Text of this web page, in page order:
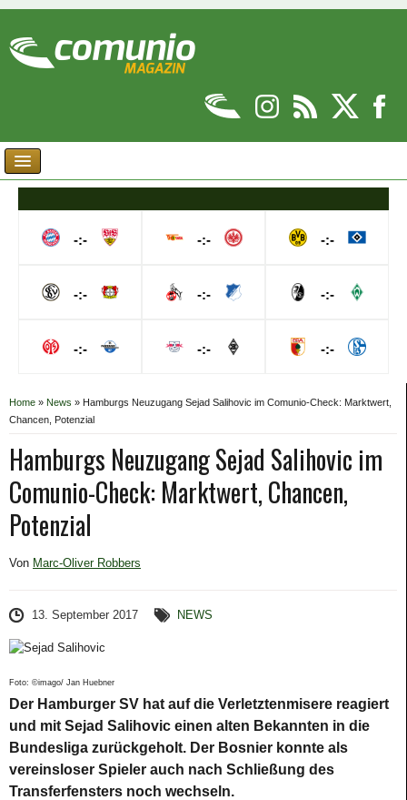
-:-
-:-
-:-
-:-
-:-
-:-
-:-
-:-
-:-
Home » News » Hamburgs Neuzugang Sejad Salihovic im Comunio-Check: Marktwert,
Chancen, Potenzial
Hamburgs Neuzugang Sejad Salihovic im
Comunio-Check: Marktwert, Chancen,
Potenzial
Von Marc-Oliver Robbers
13. September 2017 NEWS
Foto: ©imago/ Jan Huebner
Der Hamburger SV hat auf die Verletztenmisere reagiert
und mit Sejad Salihovic einen alten Bekannten in die
Bundesliga zurückgeholt. Der Bosnier konnte als
vereinsloser Spieler auch nach Schließung des
Transferfensters noch wechseln.